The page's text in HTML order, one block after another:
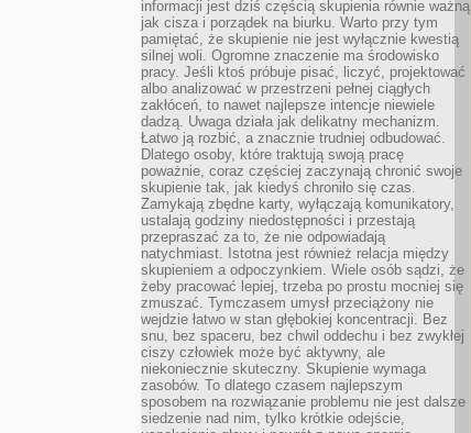
informacji jest dziś częścią skupienia równie ważną
jak cisza i porządek na biurku. Warto przy tym
pamiętać, że skupienie nie jest wyłącznie kwestią
silnej woli. Ogromne znaczenie ma środowisko
pracy. Jeśli ktoś próbuje pisać, liczyć, projektować
albo analizować w przestrzeni pełnej ciągłych
zakłóceń, to nawet najlepsze intencje niewiele
dadzą. Uwaga działa jak delikatny mechanizm.
Łatwo ją rozbić, a znacznie trudniej odbudować.
Dlatego osoby, które traktują swoją pracę
poważnie, coraz częściej zaczynają chronić swoje
skupienie tak, jak kiedyś chroniło się czas.
Zamykają zbędne karty, wyłączają komunikatory,
ustalają godziny niedostępności i przestają
przepraszać za to, że nie odpowiadają
natychmiast. Istotna jest również relacja między
skupieniem a odpoczynkiem. Wiele osób sądzi, że
żeby pracować lepiej, trzeba po prostu mocniej się
zmuszać. Tymczasem umysł przeciążony nie
wejdzie łatwo w stan głębokiej koncentracji. Bez
snu, bez spaceru, bez chwil oddechu i bez zwykłej
ciszy człowiek może być aktywny, ale
niekoniecznie skuteczny. Skupienie wymaga
zasobów. To dlatego czasem najlepszym
sposobem na rozwiązanie problemu nie jest dalsze
siedzenie nad nim, tylko krótkie odejście,